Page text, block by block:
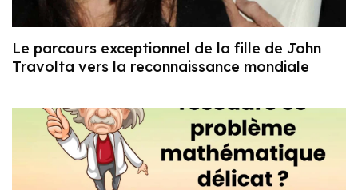
Le parcours exceptionnel de la fille de John
Travolta vers la reconnaissance mondiale